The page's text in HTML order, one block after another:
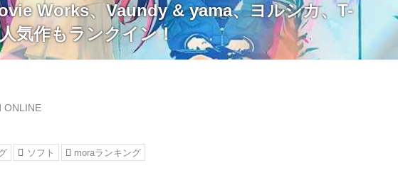
Works、Vaundy & yama、ヨルシカ、T-
気作もランクイン！
ONLINE
ソフト moraランキング